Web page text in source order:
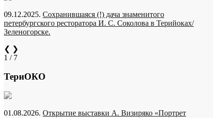
09.12.2025. Сохранившаяся (!) дача знаменитого
петербургского ресторатора И. С. Соколова в Терийоках/
Зеленогорске.
❮ ❯
1 / 7
ТериОКО
01.08.2026. Открытие выставки А. Визиряко «Портрет